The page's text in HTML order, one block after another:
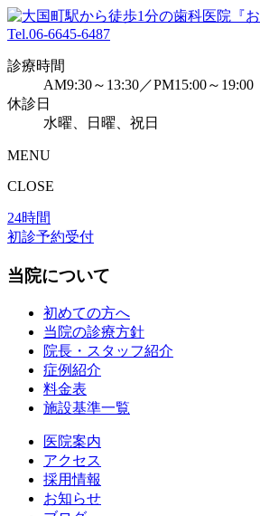
Tel.06-6645-6487
診療時間
AM9:30～13:30／PM15:00～19:00
休診日
水曜、日曜、祝日
MENU
CLOSE
24時間
初診予約受付
当院について
初めての方へ
当院の診療方針
院長・スタッフ紹介
症例紹介
料金表
施設基準一覧
医院案内
アクセス
採用情報
お知らせ